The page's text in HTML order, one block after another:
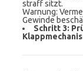
straff sitzt.
Warnung:
Gewinde
Schritt 3: